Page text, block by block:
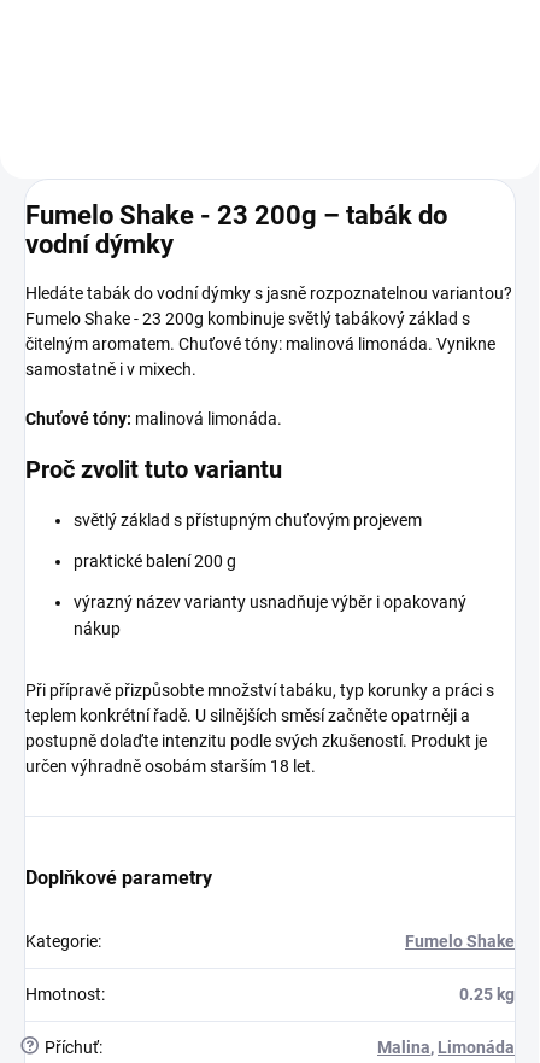
Fumelo Shake - 23 200g – tabák do
vodní dýmky
Hledáte tabák do vodní dýmky s jasně rozpoznatelnou variantou?
Fumelo Shake - 23 200g kombinuje světlý tabákový základ s
čitelným aromatem. Chuťové tóny: malinová limonáda. Vynikne
samostatně i v mixech.
Chuťové tóny: malinová limonáda.
Proč zvolit tuto variantu
světlý základ s přístupným chuťovým projevem
praktické balení 200 g
výrazný název varianty usnadňuje výběr i opakovaný
nákup
Při přípravě přizpůsobte množství tabáku, typ korunky a práci s
teplem konkrétní řadě. U silnějších směsí začněte opatrněji a
postupně dolaďte intenzitu podle svých zkušeností. Produkt je
určen výhradně osobám starším 18 let.
Doplňkové parametry
Kategorie: Fumelo Shake
Hmotnost: 0.25 kg
? Příchuť: Malina, Limonáda